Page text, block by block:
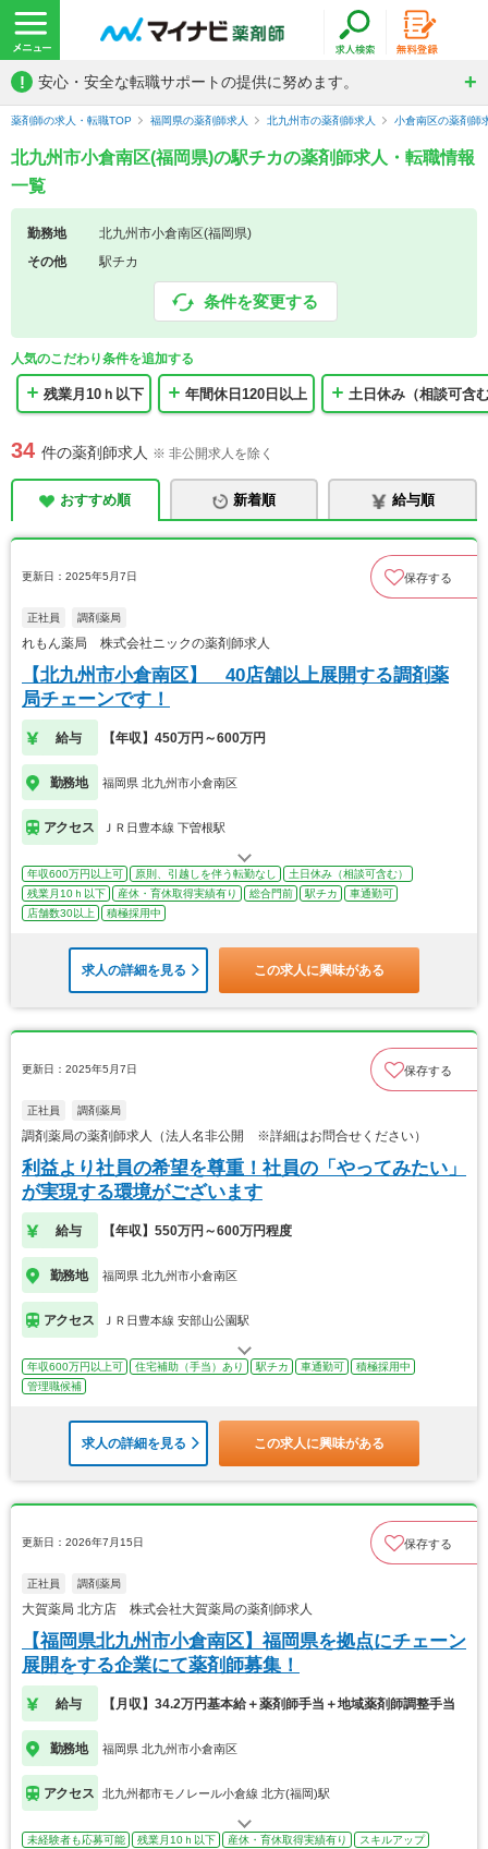
! 安心・安全な転職サポートの提供に努めます。
薬剤師の求人・転職TOP 福岡県の薬剤師求人 北九州市の薬剤師求人 小倉南区の薬剤師
北九州市小倉南区(福岡県)の駅チカの薬剤師求人・転職情報
一覧
勤務地
北九州市小倉南区(福岡県)
その他
駅チカ
条件を変更する
人気のこだわり条件を追加する
残業月10ｈ以下 年間休日120日以上 土日休み（相談可含
34 件の薬剤師求人 ※ 非公開求人を除く
おすすめ順 新着順 給与順
更新日：2025年5月7日 保存する
正社員 調剤薬局
れもん薬局 株式会社ニックの薬剤師求人
【北九州市小倉南区】 40店舗以上展開する調剤薬
局チェーンです！
給与 【年収】450万円～600万円
勤務地 福岡県 北九州市小倉南区
アクセス ＪＲ日豊本線 下曽根駅
年収600万円以上可 原則、引越しを伴う転勤なし
土日休み（相談可含む）
残業月10ｈ以下
産休・育休取得実績有り 総合門前 駅チカ
車通勤可
店舗数30以上
積極採用中
求人の詳細を見る この求人に興味がある
更新日：2025年5月7日 保存する
正社員 調剤薬局
調剤薬局の薬剤師求人（法人名非公開 ※詳細はお問合せください）
利益より社員の希望を尊重！社員の「やってみたい」
が実現する環境がございます
給与 【年収】550万円～600万円程度
勤務地 福岡県 北九州市小倉南区
アクセス ＪＲ日豊本線 安部山公園駅
年収600万円以上可 住宅補助（手当）あり 駅チカ 車通勤可
積極採用中
管理職候補
求人の詳細を見る この求人に興味がある
更新日：2026年7月15日 保存する
正社員 調剤薬局
大賀薬局 北方店 株式会社大賀薬局の薬剤師求人
【福岡県北九州市小倉南区】福岡県を拠点にチェーン
展開をする企業にて薬剤師募集！
給与 【月収】34.2万円基本給＋薬剤師手当＋地域薬剤師調整手当
勤務地 福岡県 北九州市小倉南区
アクセス 北九州都市モノレール小倉線 北方(福岡)駅
未経験者も応募可能 残業月10ｈ以下 産休・育休取得実績有り
スキルアップ